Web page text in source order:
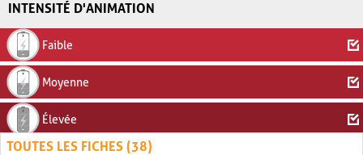
INTENSITÉ D'ANIMATION
Faible
Moyenne
Élevée
TOUTES LES FICHES (38)